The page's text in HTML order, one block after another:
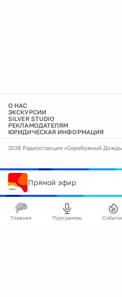
О НАС
ЭКСКУРСИИ
SILVER STUDIO
РЕКЛАМОДАТЕЛЯМ
ЮРИДИЧЕСКАЯ ИНФОРМАЦИЯ
2026 Радиостанция «Серебряный
Прямой эфир
Главная Программы